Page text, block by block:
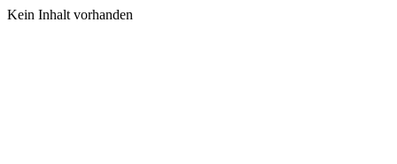
Kein Inhalt vorhanden